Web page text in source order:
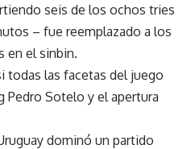
seis de los ochos tries
– fue reemplazado a los
en el sinbin.
todas las facetas del juego
Pedro Sotelo y el apertura
dominó un partido